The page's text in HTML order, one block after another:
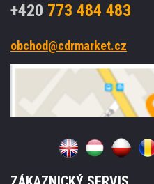
+420 773 484 483
obchod@cdrmarket.cz